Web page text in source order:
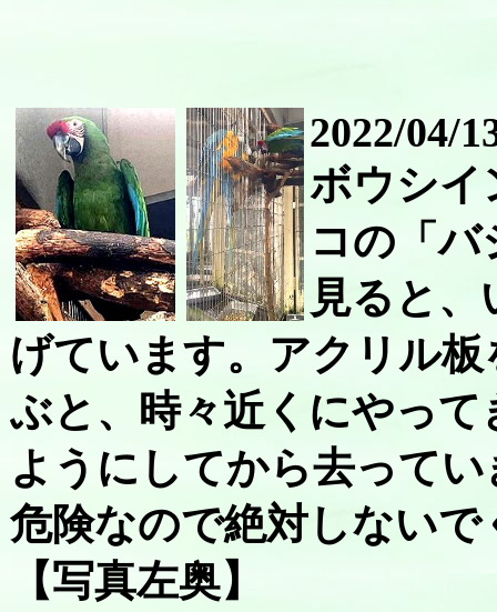
2022/04/
ボウシイ
コの「
見ると
げています。アクリル
ぶと、時々近くにやっ
ようにしてから去って
危険なので絶対しないで
【写真左奥】